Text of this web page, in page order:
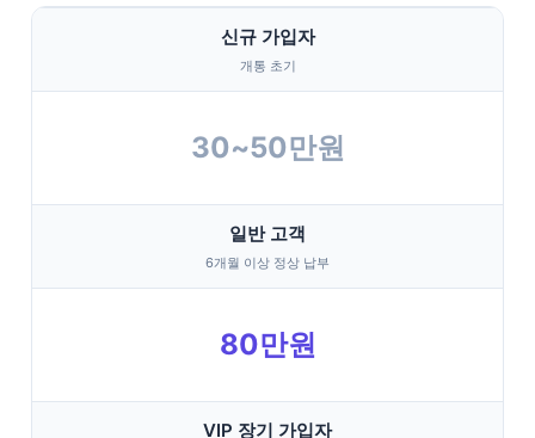
신규 가입자
개통 초기
30~50만원
일반 고객
6개월 이상 정상 납부
80만원
VIP 장기 가입자